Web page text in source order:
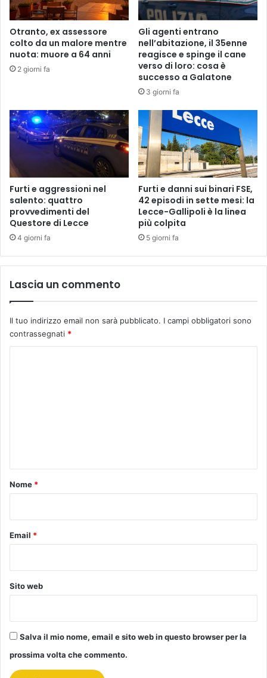
,
o
a
e
…
u
g
a
!
Otranto, ex assessore
colto da un malore mentre
nuota: muore a 64 anni
2 giorni fa
Gli agenti entrano
nell’abitazione, il 35enne
reagisce e spinge il cane
verso di loro: cosa è
successo a Galatone
3 giorni fa
Furti e aggressioni nel
salento: quattro
provvedimenti del
Questore di Lecce
4 giorni fa
Furti e danni sui binari FSE,
42 episodi in sette mesi: la
Lecce-Gallipoli è la linea
più colpita
5 giorni fa
Lascia un commento
Il tuo indirizzo email non sarà pubblicato. I campi obbligatori sono
contrassegnati *
o
Nome *
Email *
Sito web
Salva il mio nome, email e sito web in questo browser per la
prossima volta che commento.